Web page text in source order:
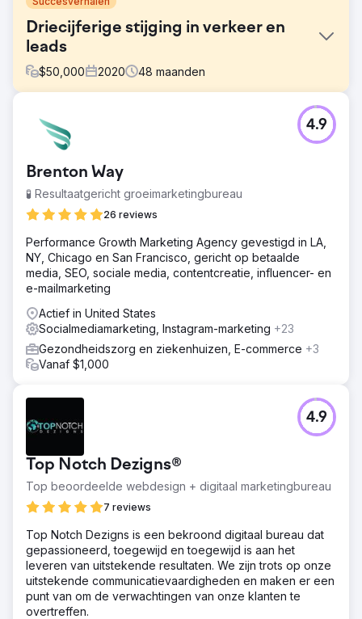
Driecijferige stijging in verkeer en
leads
$50,000 2020 48 maanden
FMH schakelde Straight North in voor een strategie om
een groter publiek te bereiken, meer verkoopkansen te
marketingkanalen te versnellen.
Oplossing
Straight North had een tweeledige oplossing: Search
campagne richtte zich op gebruiksvriendelijke content,
het verminderen van keyword cannibalization en
verbeterde interne links. Straight North maakte gebruik
van zijn AI-mogelijkheden om de PPC-campagne te
verbeteren.
Resultaat
Organische leads stegen met 160%. Organisch
websiteverkeer steeg met 335%. Betaalde zoekleads
Brenton Way
🧪 Resultaatgericht groeimarketingbureau
26 reviews
4.9
Performance Growth Marketing Agency gevestigd in LA,
NY, Chicago en San Francisco, gericht op betaalde
media, SEO, sociale media, contentcreatie, influencer- en
e-mailmarketing
Actief in United States
Socialmediamarketing, Instagram-marketing +23
Gezondheidszorg en ziekenhuizen, E-commerce +3
Vanaf $1,000
Top Notch Dezigns®
Top beoordeelde webdesign + digitaal marketingbureau
7 reviews
4.9
Top Notch Dezigns is een bekroond digitaal bureau dat
gepassioneerd, toegewijd en toegewijd is aan het
leveren van uitstekende resultaten. We zijn trots op onze
uitstekende communicatievaardigheden en maken er een
punt van om de verwachtingen van onze klanten te
overtreffen.